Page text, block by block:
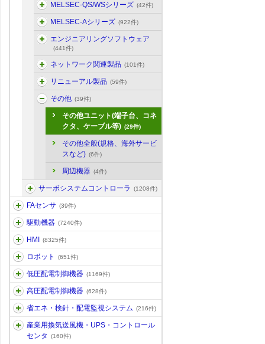
MELSEC-QS/WSシリーズ (42件)
MELSEC-Aシリーズ (922件)
エンジニアリングソフトウェア
(441件)
ネットワーク関連製品 (101件)
リニューアル製品 (59件)
その他 (39件)
その他ユニット(端子台、コネ
クタ、ケーブル等) (29件)
その他全般(規格、海外サービ
スなど) (6件)
周辺機器 (4件)
サーボシステムコントローラ (1208件)
FAセンサ (39件)
駆動機器 (7240件)
HMI (8325件)
ロボット (651件)
低圧配電制御機器 (1169件)
高圧配電制御機器 (628件)
省エネ・検針・配電監視システム (216件)
産業用換気送風機・UPS・コントロール
センタ
(160件)